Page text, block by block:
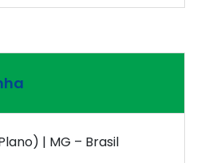
| MG – Brasil